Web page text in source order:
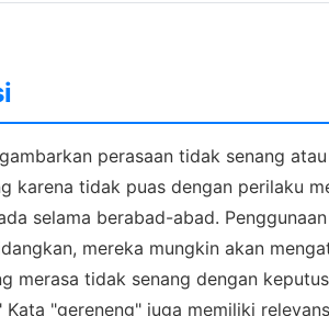
perasaan tidak senang
tidak puas dengan perilaku
selama berabad-abad.
mereka mungkin akan
tidak senang dengan
"gereneng" juga memiliki